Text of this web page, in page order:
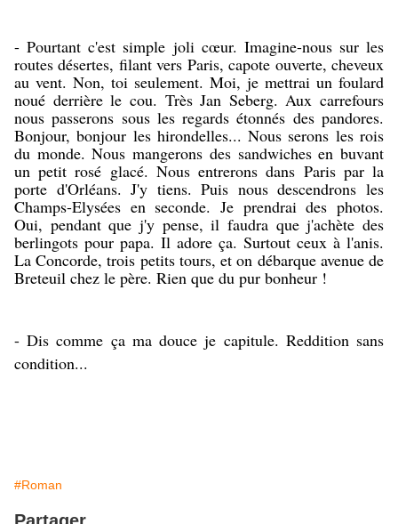
- Pourtant c'est simple joli cœur. Imagine-nous sur les
routes désertes, filant vers Paris, capote ouverte, cheveux
au vent. Non, toi seulement. Moi, je mettrai un foulard
noué derrière le cou. Très Jan Seberg. Aux carrefours
nous passerons sous les regards étonnés des pandores.
Bonjour, bonjour les hirondelles... Nous serons les rois
du monde. Nous mangerons des sandwiches en buvant
un petit rosé glacé. Nous entrerons dans Paris par la
porte d'Orléans. J'y tiens. Puis nous descendrons les
Champs-Elysées en seconde. Je prendrai des photos.
Oui, pendant que j'y pense, il faudra que j'achète des
berlingots pour papa. Il adore ça. Surtout ceux à l'anis.
La Concorde, trois petits tours, et on débarque avenue de
Breteuil chez le père. Rien que du pur bonheur !
- Dis comme ça ma douce je capitule. Reddition sans
condition...
#Roman